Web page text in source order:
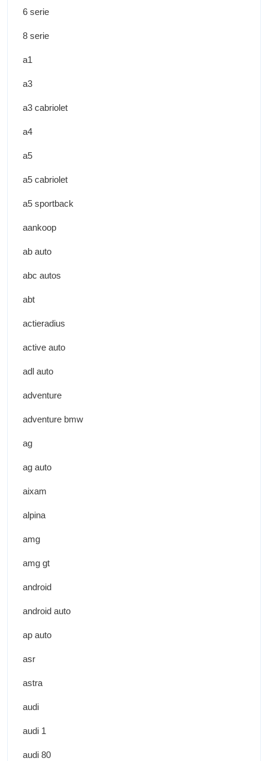
6 serie
8 serie
a1
a3
a3 cabriolet
a4
a5
a5 cabriolet
a5 sportback
aankoop
ab auto
abc autos
abt
actieradius
active auto
adl auto
adventure
adventure bmw
ag
ag auto
aixam
alpina
amg
amg gt
android
android auto
ap auto
asr
astra
audi
audi 1
audi 80